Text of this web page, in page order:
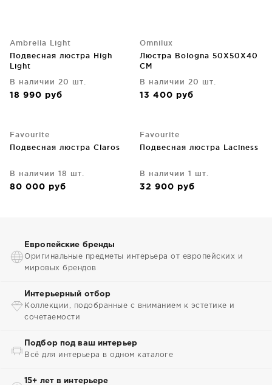
Ambrella Light
Подвесная люстра High
Light
В наличии 20 шт.
18 990 руб
Omnilux
Люстра Bologna 50X50X40
CM
В наличии 20 шт.
13 400 руб
Favourite
Подвесная люстра Claros
В наличии 18 шт.
80 000 руб
Favourite
Подвесная люстра Laciness
В наличии 1 шт.
32 900 руб
Европейские бренды
Оригинальные предметы интерьера от европейских и
мировых брендов
Интерьерный отбор
Коллекции, подобранные с вниманием к эстетике и
сочетаемости
Подбор под ваш интерьер
Всё для интерьера в одном каталоге
15+ лет в интерьере